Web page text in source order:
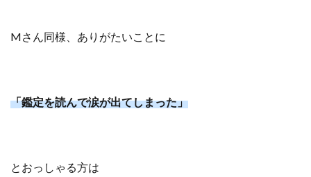
Mさん同様、ありがたいことに
「鑑定を読んで涙が出てしまった」
とおっしゃる方は